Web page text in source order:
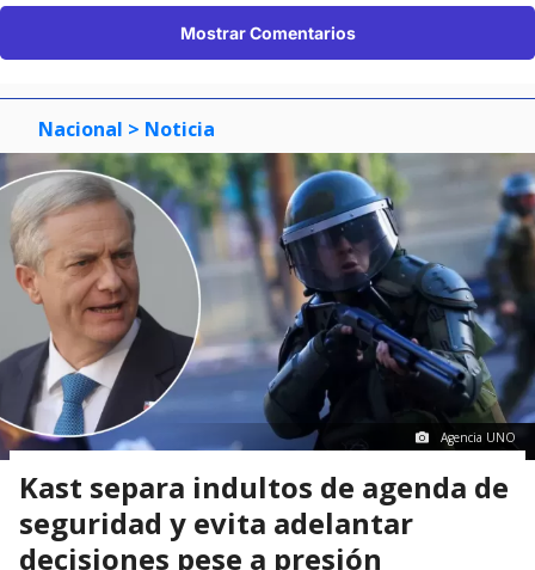
Mostrar Comentarios
Nacional > Noticia
Agencia UNO
Kast separa indultos de agenda de
seguridad y evita adelantar
decisiones pese a presión